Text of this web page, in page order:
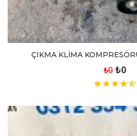
ÇIKMA KLİMA
₺0 ₺0